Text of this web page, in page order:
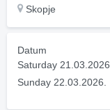
Skopje
Datum
Saturday 21.03.2026.
Sunday 22.03.2026.